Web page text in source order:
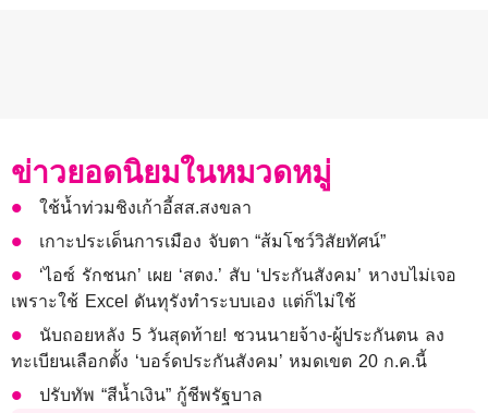
ข่าวยอดนิยมในหมวดหมู่
ใช้น้ำท่วมชิงเก้าอี้สส.สงขลา
เกาะประเด็นการเมือง จับตา “ส้มโชว์วิสัยทัศน์”
‘ไอซ์ รักชนก’ เผย ‘สตง.’ สับ ‘ประกันสังคม’ หางบไม่เจอ
เพราะใช้ Excel ดันทุรังทำระบบเอง แต่ก็ไม่ใช้
นับถอยหลัง 5 วันสุดท้าย! ชวนนายจ้าง-ผู้ประกันตน ลง
ทะเบียนเลือกตั้ง ‘บอร์ดประกันสังคม’ หมดเขต 20 ก.ค.นี้
ปรับทัพ “สีน้ำเงิน” กู้ชีพรัฐบาล